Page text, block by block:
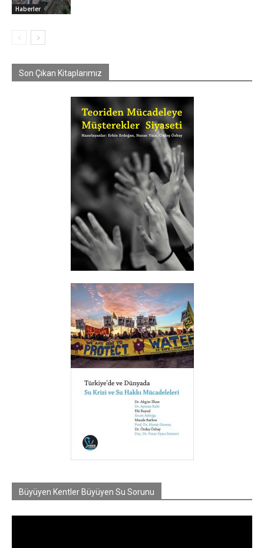
Haberler
Son Çıkan Kitaplarımız
Büyüyen Kentler Büyüyen Su Sorunu